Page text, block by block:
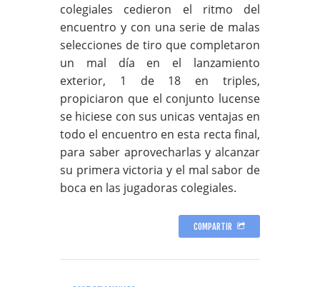
colegiales cedieron el ritmo del
encuentro y con una serie de malas
selecciones de tiro que completaron
un mal día en el lanzamiento
exterior, 1 de 18 en triples,
propiciaron que el conjunto lucense
se hiciese con sus unicas ventajas en
todo el encuentro en esta recta final,
para saber aprovecharlas y alcanzar
su primera victoria y el mal sabor de
boca en las jugadoras colegiales.
COMPARTIR